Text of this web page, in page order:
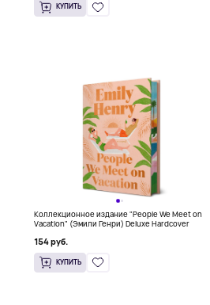
КУПИТЬ
Коллекционное издание "People We Meet on
Vacation" (Эмили Генри) Deluxe Hardcover
154 руб.
КУПИТЬ